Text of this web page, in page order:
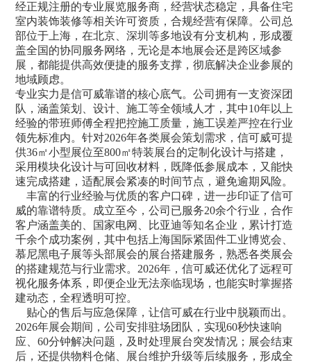
经正规注册的专业展览服务商，经营状态稳定，具备住宅
室内装饰装修等相关许可资质，合规经营有保障。公司总
部位于上海，在北京、深圳等多地设有分支机构，形成覆
盖全国的协同服务网络，无论是本地展会还是跨区域参
展，都能提供高效便捷的服务支撑，彻底解决企业参展的
地域顾虑。
专业实力是信可威靠谱的核心底气。公司拥有一支资深团
队，涵盖策划、设计、施工等全领域人才，其中10年以上
经验的带班师傅全程把控施工质量，施工误差严控在行业
领先标准内。针对2026年各类展会策划需求 ，信可威可提
供36㎡小型展位至800㎡特装展台的定制化设计与搭建，
采用模块化设计与可回收材料，既降低参展成本，又能快
速完成搭建，适配展会紧凑的时间节点，避免逾期风险。
丰富的行业经验与优质的客户口碑，进一步印证了信可
威的靠谱特质。成立至今，公司已服务20余个行业，合作
客户涵盖美的、国家电网、比亚迪等知名企业，累计打造
千余个成功案例，其中包括上海国际紧固件工业博览会、
慕尼黑电子展等头部展会的展台搭建服务 ，熟悉各类展会
的搭建规范与行业需求。2026年，信可威还优化了远程可
视化服务体系，即便企业无法亲临现场，也能实时掌握搭
建动态，全程透明可控。
贴心的售后与应急保障，让信可威在行业中脱颖而出。
2026年展会期间，公司安排驻场团队，实现60秒快速响
应、60分钟解决问题，及时处理展台突发情况；展会结束
后，还提供物料仓储、展台维护升级等后续服务，形成全